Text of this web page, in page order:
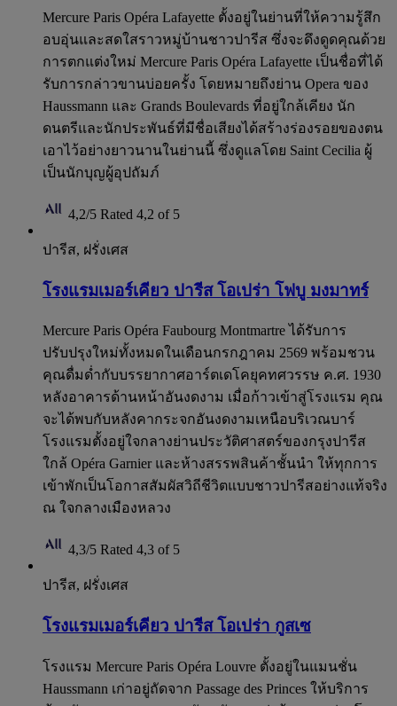
Mercure Paris Opéra Lafayette ตั้งอยู่ในย่านที่ให้ความรู้สึก
อบอุ่นและสดใสราวหมู่บ้านชาวปารีส ซึ่งจะดึงดูดคุณด้วย
การตกแต่งใหม่ Mercure Paris Opéra Lafayette เป็นชื่อที่ได้
รับการกล่าวขานบ่อยครั้ง โดยหมายถึงย่าน Opera ของ
Haussmann และ Grands Boulevards ที่อยู่ใกล้เคียง นัก
ดนตรีและนักประพันธ์ที่มีชื่อเสียงได้สร้างร่องรอยของตน
เอาไว้อย่างยาวนานในย่านนี้ ซึ่งดูแลโดย Saint Cecilia ผู้
เป็นนักบุญผู้อุปถัมภ์
4,2/5 Rated 4,2 of 5
ปารีส, ฝรั่งเศส
โรงแรมเมอร์เคียว ปารีส โอเปร่า โฟบู มงมาทร์
Mercure Paris Opéra Faubourg Montmartre ได้รับการ
ปรับปรุงใหม่ทั้งหมดในเดือนกรกฎาคม 2569 พร้อมชวน
คุณดื่มด่ำกับบรรยากาศอาร์ตเดโคยุคทศวรรษ ค.ศ. 1930
หลังอาคารด้านหน้าอันงดงาม เมื่อก้าวเข้าสู่โรงแรม คุณ
จะได้พบกับหลังคากระจกอันงดงามเหนือบริเวณบาร์
โรงแรมตั้งอยู่ใจกลางย่านประวัติศาสตร์ของกรุงปารีส
ใกล้ Opéra Garnier และห้างสรรพสินค้าชั้นนำ ให้ทุกการ
เข้าพักเป็นโอกาสสัมผัสวิถีชีวิตแบบชาวปารีสอย่างแท้จริง
ณ ใจกลางเมืองหลวง
4,3/5 Rated 4,3 of 5
ปารีส, ฝรั่งเศส
โรงแรมเมอร์เคียว ปารีส โอเปร่า กูสเซ
โรงแรม Mercure Paris Opéra Louvre ตั้งอยู่ในแมนชั่น
Haussmann เก่าอยู่ถัดจาก Passage des Princes ให้บริการ